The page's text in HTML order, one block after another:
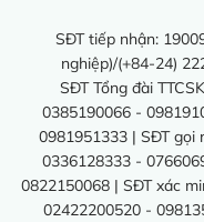
SĐT tiếp nhận:
nghiệp)/(+84-24)
SĐT Tổng đài
0385190066 -
0981951333 | SĐT gọi
0336128333 -
0822150068 | SĐT xác
02422200520 -